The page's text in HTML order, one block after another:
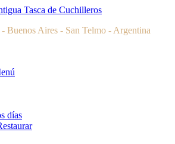
Buenos Aires - San Telmo - Argentina
días